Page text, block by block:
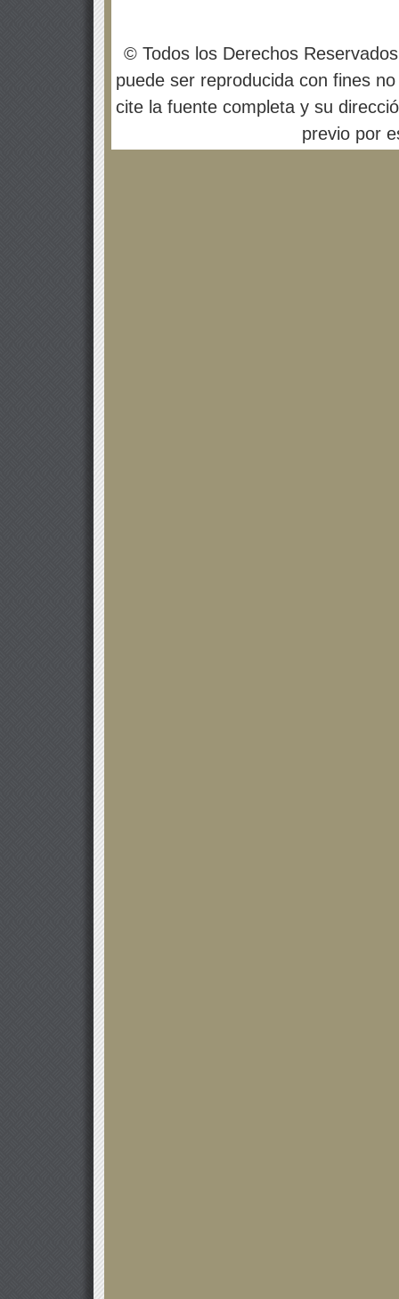
© Todos los Derechos
puede ser reproducida con fines
cite la fuente completa y su
previo por